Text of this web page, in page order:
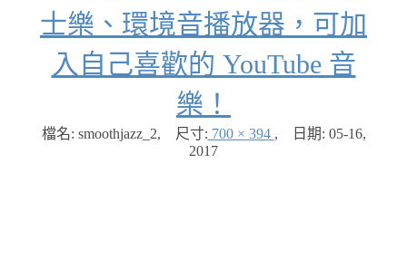
士樂、環境音播放器，可加
入自己喜歡的 YouTube 音
樂！
檔名: smoothjazz_2, 尺寸: 700 × 394 , 日期: 05-16,
2017